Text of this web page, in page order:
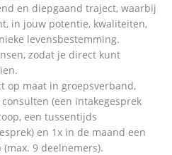
en diepgaand traject, waarbij
in jouw potentie, kwaliteiten,
levensbestemming.
zodat je direct kunt
op maat in groepsverband,
(een intakegesprek
een tussentijds
en 1x in de maand een
9 deelnemers).